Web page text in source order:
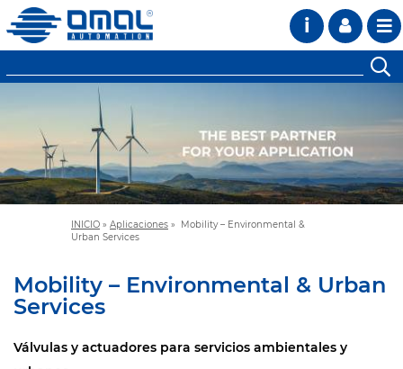
i
INICIO » Aplicaciones » Mobility – Environmental &
Urban Services
Mobility – Environmental & Urban
Services
Válvulas y actuadores para servicios ambientales y